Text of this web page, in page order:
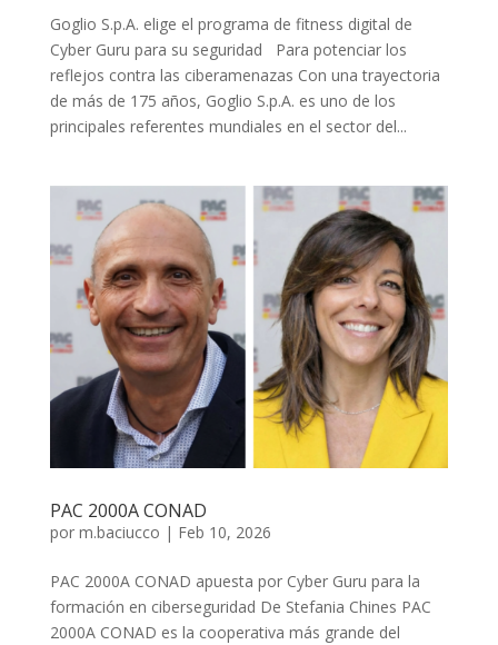
Goglio S.p.A. elige el programa de fitness digital de
Cyber Guru para su seguridad Para potenciar los
reflejos contra las ciberamenazas Con una trayectoria
de más de 175 años, Goglio S.p.A. es uno de los
principales referentes mundiales en el sector del...
PAC 2000A CONAD
por m.baciucco | Feb 10, 2026
PAC 2000A CONAD apuesta por Cyber Guru para la
formación en ciberseguridad De Stefania Chines PAC
2000A CONAD es la cooperativa más grande del